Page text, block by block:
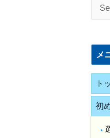
誌
メ
ト
初